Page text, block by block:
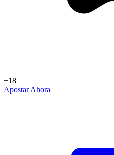
+18
Apostar Ahora